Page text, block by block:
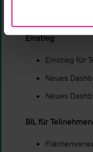
Einstieg
Einstieg für
Neues
Neues
BIL für